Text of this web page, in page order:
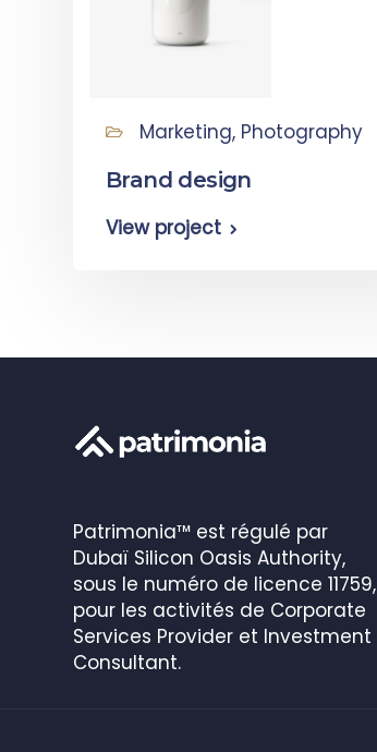
Marketing, Photography
Brand design
View project
Patrimonia™ est régulé par
Dubaï Silicon Oasis Authority,
sous le numéro de licence 11759,
pour les activités de Corporate
Services Provider et Investment
Consultant.